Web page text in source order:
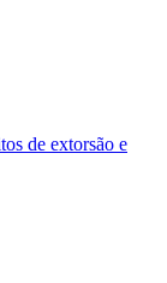
de extorsão e